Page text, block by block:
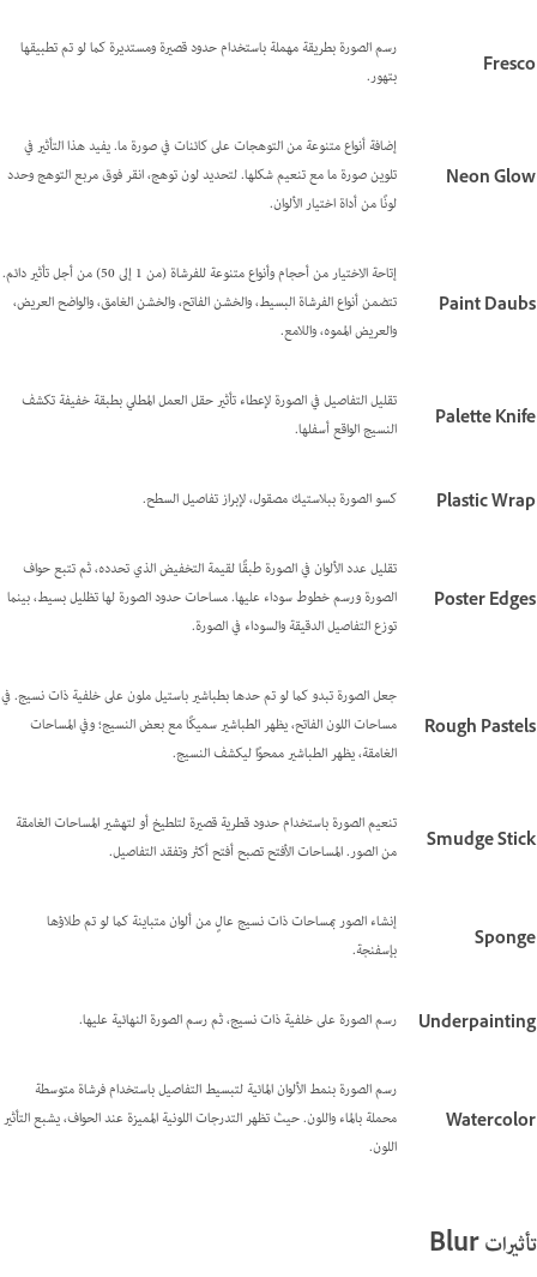
Fresco
رسم الصورة بطريقة مهملة باستخدام حدود قصيرة ومستديرة كما لو تم تطبيقها
بتهور.
Neon Glow
إضافة أنواع متنوعة من التوهجات على كائنات في صورة ما. يفيد هذا التأثير في
تلوين صورة ما مع تنعيم شكلها. لتحديد لون توهج، انقر فوق مربع التوهج وحدد
لونًا من أداة اختيار الألوان.
Paint Daubs
إتاحة الاختيار من أحجام وأنواع متنوعة للفرشاة (من 1 إلى 50) من أجل تأثير دائم.
تتضمن أنواع الفرشاة البسيط، والخشن الفاتح، والخشن الغامق، والواضح العريض،
والعريض المموه، واللامع.
Palette Knife
تقليل التفاصيل في الصورة لإعطاء تأثير حقل العمل المطلي بطبقة خفيفة تكشف
النسيج الواقع أسفلها.
Plastic Wrap كسو الصورة ببلاستيك مصقول، لإبراز تفاصيل السطح.
Poster Edges
تقليل عدد الألوان في الصورة طبقًا لقيمة التخفيض الذي تحدده، ثم تتبع حواف
الصورة ورسم خطوط سوداء عليها. مساحات حدود الصورة لها تظليل بسيط، بينما
توزع التفاصيل الدقيقة والسوداء في الصورة.
Rough Pastels
جعل الصورة تبدو كما لو تم حدها بطباشير باستيل ملون على خلفية ذات نسيج. في
مساحات اللون الفاتح، يظهر الطباشير سميكًا مع بعض النسيج؛ وفي المساحات
الغامقة، يظهر الطباشير ممحوًا ليكشف النسيج.
Smudge Stick
تنعيم الصورة باستخدام حدود قطرية قصيرة لتلطيخ أو لتهشير المساحات الغامقة
من الصور. المساحات الأفتح تصبح أفتح أكثر وتفقد التفاصيل.
Sponge
إنشاء الصور بمساحات ذات نسيج عالٍ من ألوان متباينة كما لو تم طلاؤها
بإسفنجة.
Underpainting رسم الصورة على خلفية ذات نسيج، ثم رسم الصورة النهائية عليها.
Watercolor
رسم الصورة بنمط الألوان المائية لتبسيط التفاصيل باستخدام فرشاة متوسطة
محملة بالماء واللون. حيث تظهر التدرجات اللونية المميزة عند الحواف، يشبع التأثير
اللون.
تأثيرات Blur